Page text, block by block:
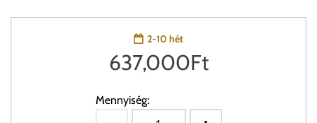
2-10 hét
637,000Ft
Mennyiség: